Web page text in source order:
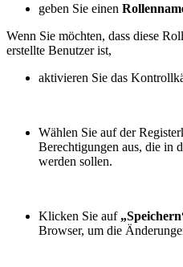
geben Sie einen
Wenn Sie möchten, dass diese
erstellte Benutzer ist,
aktivieren Sie das
Wählen Sie auf der
Berechtigungen aus, die in
werden sollen.
Klicken Sie auf
Browser, um die